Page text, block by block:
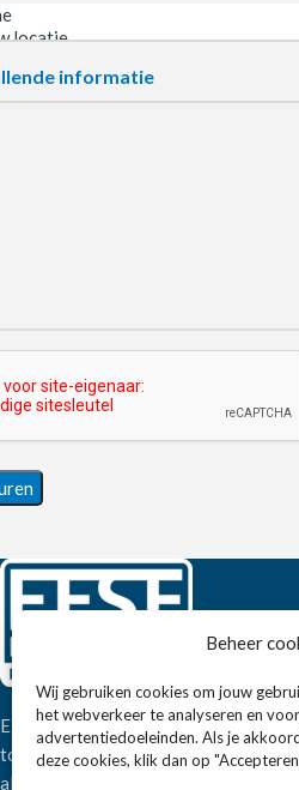
Beheer
Wij gebruiken cookies om jouw
het webverkeer te analyseren en
advertentiedoeleinden. Als je
deze cookies, klik dan op
informatie
Eissens FSE is een horeca
totaalleverancier. U vindt bij ons niet
alleen inspiratie maar ook een breed